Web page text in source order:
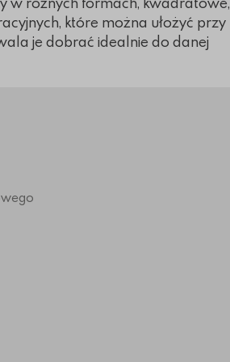
które można ułożyć przy
je dobrać idealnie do danej